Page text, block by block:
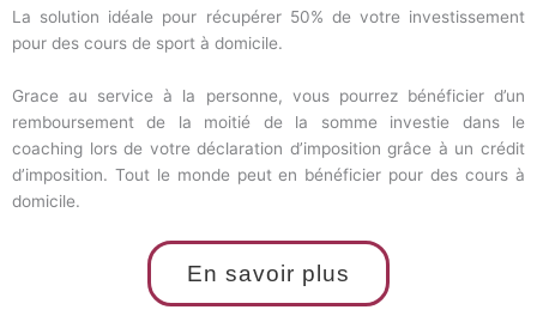
La solution idéale pour récupérer 50% de votre investissement
pour des cours de sport à domicile.
Grace au service à la personne, vous pourrez bénéficier d’un
remboursement de la moitié de la somme investie dans le
coaching lors de votre déclaration d’imposition grâce à un crédit
d’imposition. Tout le monde peut en bénéficier pour des cours à
domicile.
En savoir plus